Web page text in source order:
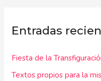
a
p
o
Entradas
Fiesta de la
Textos propios para la